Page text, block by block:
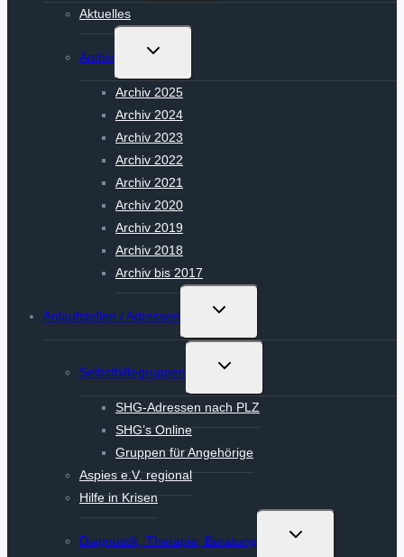
Aktuelles
Archiv
Untermenü
Archiv 2025
Archiv 2024
Archiv 2023
Archiv 2022
Archiv 2021
Archiv 2020
Archiv 2019
Archiv 2018
Archiv bis 2017
Anlaufstellen / Adressen
Untermenü
Selbsthilfegruppen
Untermenü
SHG-Adressen nach PLZ
SHG’s Online
Gruppen für Angehörige
Aspies e.V. regional
Hilfe in Krisen
Diagnostik, Therapie, Beratung
Untermenü